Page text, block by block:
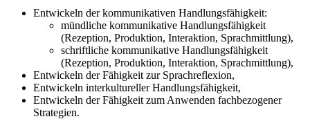
Entwickeln der kommunikativen Handlungsfähigkeit:
mündliche kommunikative Handlungsfähigkeit
(Rezeption, Pro­duktion, Interaktion, Sprachmittlung),
schriftliche kommunikative Handlungsfähigkeit
(Rezeption, Pro­duktion, Interaktion, Sprachmittlung),
Entwickeln der Fähigkeit zur Sprachreflexion,
Entwickeln interkultureller Handlungsfähigkeit,
Entwickeln der Fähigkeit zum Anwenden fachbezogener
Strategien.